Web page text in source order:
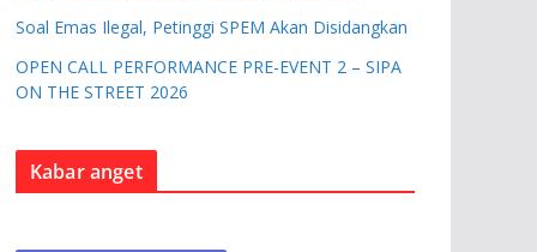
Soal Emas Ilegal, Petinggi SPEM Akan Disidangkan
OPEN CALL PERFORMANCE PRE-EVENT 2 – SIPA
ON THE STREET 2026
Kabar anget